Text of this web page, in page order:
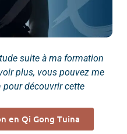
suite à ma formation
plus, vous pouvez me
découvrir cette
en Qi Gong Tuina